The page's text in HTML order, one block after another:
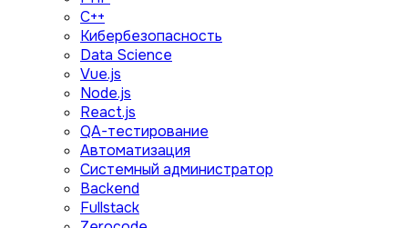
C++
Кибербезопасность
Data Science
Vue.js
Node.js
React.js
QA-тестирование
Автоматизация
Системный администратор
Backend
Fullstack